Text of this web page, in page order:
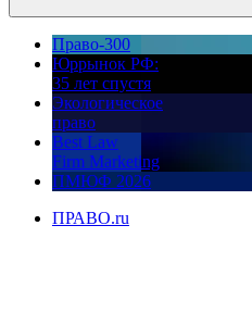
Право-300
Юррынок РФ:
35 лет спустя
Экологическое
право
Best Law
Firm Marketing
ПМЮФ 2026
ПРАВО.ru